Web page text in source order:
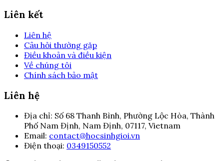
Liên kết
Liên hệ
Câu hỏi thường gặp
Điều khoản và điều kiện
Về chúng tôi
Chính sách bảo mật
Liên hệ
Địa chỉ: Số 68 Thanh Bình, Phường Lộc Hòa, Thành
Phố Nam Định, Nam Định, 07117, Vietnam
Email: contact@hocsinhgioi.vn
Điện thoại: 0349150552